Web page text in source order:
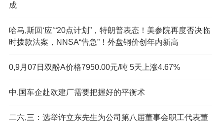
成
哈马,斯回‘应’“20点计划”，特朗普表态！美参院再度否决临
时拨款法案，NNSA“告急”！外盘铜价创年内新高
0,9月07日双酚A价格7950.00元/吨 5天上涨4.67%
中.国车企赴欧建厂需要把握好的平衡术
二六,三：选举许立东先生为公司第八届董事会职工代表董